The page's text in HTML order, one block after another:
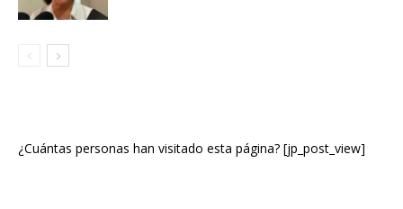
¿Cuántas personas han visitado esta página? [jp_post_view]